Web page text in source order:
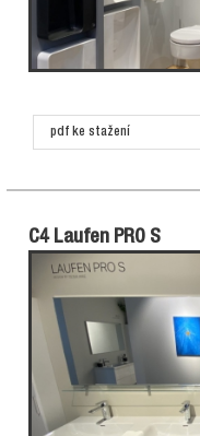
pdf ke stažení
C4 Laufen PRO S